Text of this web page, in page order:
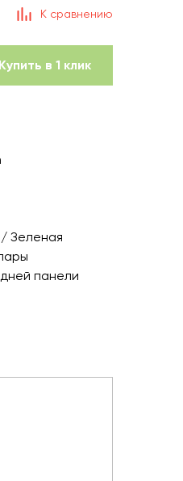
К сравнению
Купить в 1 клик
Зеленая
панели